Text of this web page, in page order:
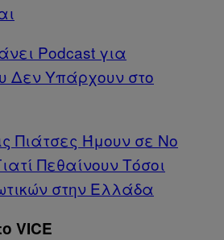
Podcast για
Δεν Υπάρχουν στο
Πιάτσες Ήμουν σε Νo
Πεθαίνουν Τόσοι
στην Ελλάδα
VICE